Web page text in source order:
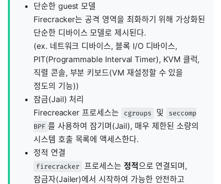
단순한 guest 모델
Firecracker는 공격 영역을 최화하기 위해 가상화된
단순한 디바이스 모델로 제시된다.
(ex. 네트워크 디바이스, 블록 I/O 디바이스,
PIT(Programmable Interval Timer), KVM 클럭,
직렬 콘솔, 부분 키보드(VM 재설정할 수 있을
정도의 기능))
잠금(Jail) 처리
Firecreacker 프로세스는
cgroups 및
seccomp
BPF 를 사용하여 잠기며(Jail), 매우 제한된 소량의
시스템 호출 목록에 액세스한다.
정적 연결
firecracker 프로세스는 정적 으로 연결되며,
잠금자(Jailer)에서 시작하여 가능한 안전하고